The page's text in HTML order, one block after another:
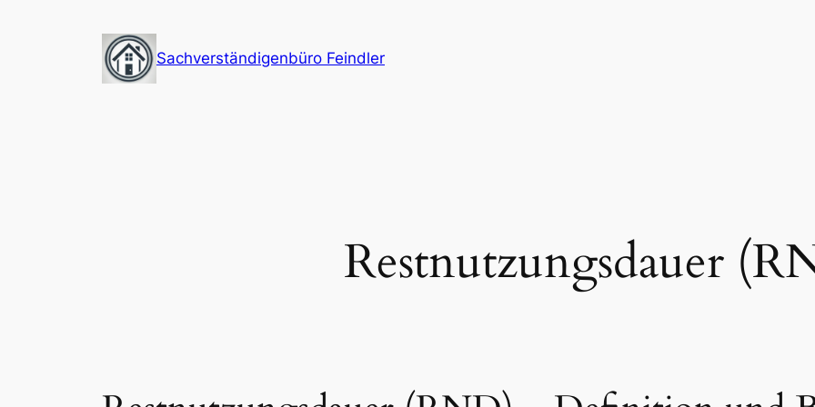
Sachverständigenbüro Feindler
Restnutzungsdauer